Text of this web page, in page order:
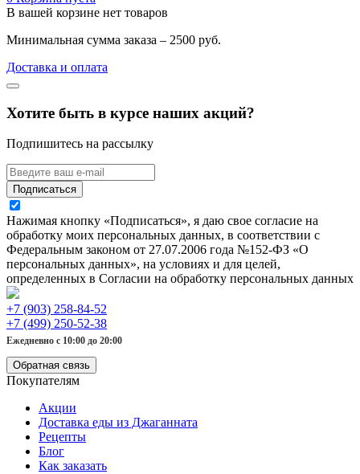
В вашей корзине нет товаров
Минимальная сумма заказа – 2500 руб.
Доставка и оплата
Хотите быть в курсе наших акций?
Подпишитесь на рассылку
Подписаться
Нажимая кнопку «Подписаться», я даю свое согласие на
обработку моих персональных данных, в соответствии с
Федеральным законом от 27.07.2006 года №152-ФЗ «О
персональных данных», на условиях и для целей,
определенных в Согласии на обработку персональных данных
+7 (903) 258-84-52
+7 (499) 250-52-38
Ежедневно с 10:00 до 20:00
Обратная связь
Покупателям
Акции
Доставка еды из Джаганната
Рецепты
Блог
Как заказать